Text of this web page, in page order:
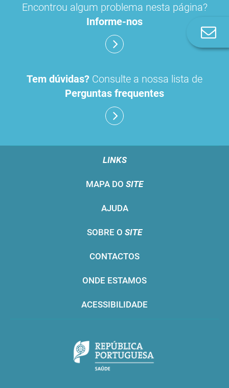
Encontrou algum problema nesta página?
Informe-nos
Tem dúvidas? Consulte a nossa lista de
Perguntas frequentes
LINKS
MAPA DO SITE
AJUDA
SOBRE O SITE
CONTACTOS
ONDE ESTAMOS
ACESSIBILIDADE